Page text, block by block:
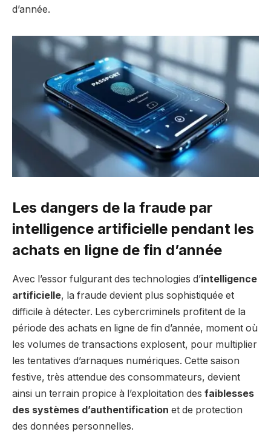
d’année.
Les dangers de la fraude par
intelligence artificielle pendant les
achats en ligne de fin d’année
Avec l’essor fulgurant des technologies d’intelligence
artificielle, la fraude devient plus sophistiquée et
difficile à détecter. Les cybercriminels profitent de la
période des achats en ligne de fin d’année, moment où
les volumes de transactions explosent, pour multiplier
les tentatives d’arnaques numériques. Cette saison
festive, très attendue des consommateurs, devient
ainsi un terrain propice à l’exploitation des faiblesses
des systèmes d’authentification et de protection
des données personnelles.